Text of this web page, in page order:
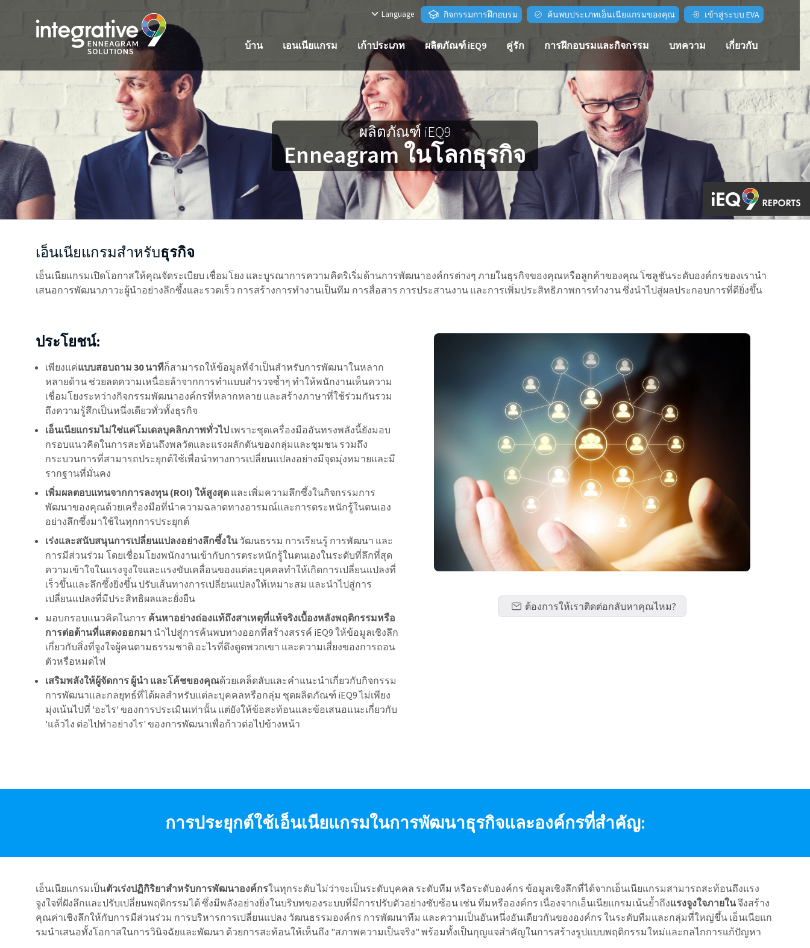
Language กิจกรรมการฝึกอบรม ค้นพบประเภทเอ็นเนียแกรมของคุณ เข้าสู่ระบบ EVA
บ้าน เอนเนียแกรม เก้าประเภท ผลิตภัณฑ์ iEQ9 คู่รัก การฝึกอบรมและกิจกรรม บทความ เกี่ยวกับ
ผลิตภัณฑ์ iEQ9
Enneagram ในโลกธุรกิจ
เอ็นเนียแกรมสำหรับธุรกิจ
เอ็นเนียแกรมเปิดโอกาสให้คุณจัดระเบียบ เชื่อมโยง และบูรณาการความคิดริเริ่มด้านการพัฒนาองค์กรต่างๆ ภายในธุรกิจของคุณหรือลูกค้าของคุณ โซลูชันระดับองค์กรของเรานำ
เสนอการพัฒนาภาวะผู้นำอย่างลึกซึ้งและรวดเร็ว การสร้างการทำงานเป็นทีม การสื่อสาร การประสานงาน และการเพิ่มประสิทธิภาพการทำงาน ซึ่งนำไปสู่ผลประกอบการที่ดียิ่งขึ้น
ประโยชน์:
เพียงแค่แบบสอบถาม 30 นาทีก็สามารถให้ข้อมูลที่จำเป็นสำหรับการพัฒนาในหลาก
หลายด้าน ช่วยลดความเหนื่อยล้าจากการทำแบบสำรวจซ้ำๆ ทำให้พนักงานเห็นความ
เชื่อมโยงระหว่างกิจกรรมพัฒนาองค์กรที่หลากหลาย และสร้างภาษาที่ใช้ร่วมกันรวม
ถึงความรู้สึกเป็นหนึ่งเดียวทั่วทั้งธุรกิจ
เอ็นเนียแกรมไม่ใช่แค่โมเดลบุคลิกภาพทั่วไป เพราะชุดเครื่องมืออันทรงพลังนี้ยังมอบ
กรอบแนวคิดในการสะท้อนถึงพลวัตและแรงผลักดันของกลุ่มและชุมชน รวมถึง
กระบวนการที่สามารถประยุกต์ใช้เพื่อนำทางการเปลี่ยนแปลงอย่างมีจุดมุ่งหมายและมี
รากฐานที่มั่นคง
เพิ่มผลตอบแทนจากการลงทุน (ROI) ให้สูงสุด และเพิ่มความลึกซึ้งในกิจกรรมการ
พัฒนาของคุณด้วยเครื่องมือที่นำความฉลาดทางอารมณ์และการตระหนักรู้ในตนเอง
อย่างลึกซึ้งมาใช้ในทุกการประยุกต์
เร่งและสนับสนุนการเปลี่ยนแปลงอย่างลึกซึ้งใน วัฒนธรรม การเรียนรู้ การพัฒนา และ
การมีส่วนร่วม โดยเชื่อมโยงพนักงานเข้ากับการตระหนักรู้ในตนเองในระดับที่ลึกที่สุด
ความเข้าใจในแรงจูงใจและแรงขับเคลื่อนของแต่ละบุคคลทำให้เกิดการเปลี่ยนแปลงที่
เร็วขึ้นและลึกซึ้งยิ่งขึ้น ปรับเส้นทางการเปลี่ยนแปลงให้เหมาะสม และนำไปสู่การ
เปลี่ยนแปลงที่มีประสิทธิผลและยั่งยืน
มอบกรอบแนวคิดในการ ค้นหาอย่างถ่องแท้ถึงสาเหตุที่แท้จริงเบื้องหลังพฤติกรรมหรือ
การต่อต้านที่แสดงออกมา นำไปสู่การค้นพบทางออกที่สร้างสรรค์ iEQ9 ให้ข้อมูลเชิงลึก
เกี่ยวกับสิ่งที่จูงใจผู้คนตามธรรมชาติ อะไรที่ดึงดูดพวกเขา และความเสี่ยงของการถอน
ตัวหรือหมดไฟ
เสริมพลังให้ผู้จัดการ ผู้นำ และโค้ชของคุณด้วยเคล็ดลับและคำแนะนำเกี่ยวกับกิจกรรม
การพัฒนาและกลยุทธ์ที่ได้ผลสำหรับแต่ละบุคคลหรือกลุ่ม ชุดผลิตภัณฑ์ iEQ9 ไม่เพียง
มุ่งเน้นไปที่ 'อะไร' ของการประเมินเท่านั้น แต่ยังให้ข้อสะท้อนและข้อเสนอแนะเกี่ยวกับ
'แล้วไง ต่อไปทำอย่างไร' ของการพัฒนาเพื่อก้าวต่อไปข้างหน้า
ต้องการให้เราติดต่อกลับหาคุณไหม?
การประยุกต์ใช้เอ็นเนียแกรมในการพัฒนาธุรกิจและองค์กรที่สำคัญ:
เอ็นเนียแกรมเป็นตัวเร่งปฏิกิริยาสำหรับการพัฒนาองค์กรในทุกระดับ ไม่ว่าจะเป็นระดับบุคคล ระดับทีม หรือระดับองค์กร ข้อมูลเชิงลึกที่ได้จากเอ็นเนียแกรมสามารถสะท้อนถึงแรง
จูงใจที่ฝังลึกและปรับเปลี่ยนพฤติกรรมได้ ซึ่งมีพลังอย่างยิ่งในบริบทของระบบที่มีการปรับตัวอย่างซับซ้อน เช่น ทีมหรือองค์กร เนื่องจากเอ็นเนียแกรมเน้นย้ำถึงแรงจูงใจภายในจึงสร้าง
คุณค่าเชิงลึกให้กับการมีส่วนร่วม การบริหารการเปลี่ยนแปลง วัฒนธรรมองค์กร การพัฒนาทีม และความเป็นอันหนึ่งอันเดียวกันขององค์กร ในระดับทีมและกลุ่มที่ใหญ่ขึ้น เอ็นเนียแก
รมนำเสนอทั้งโอกาสในการวินิจฉัยและพัฒนา ด้วยการสะท้อนให้เห็นถึง "สภาพความเป็นจริง" พร้อมทั้งเป็นกุญแจสำคัญในการสร้างรูปแบบพฤติกรรมใหม่และกลไกการแก้ปัญหา